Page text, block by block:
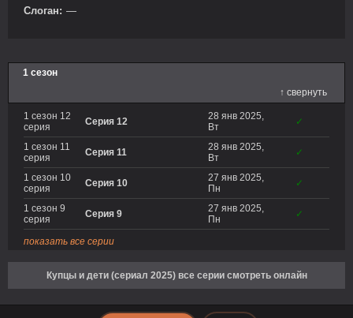
Слоган: —
1 сезон
↑ свернуть
1 сезон 12
серия
Серия 12
28 янв 2025,
Вт
✓
1 сезон 11
серия
Серия 11
28 янв 2025,
Вт
✓
1 сезон 10
серия
Серия 10
27 янв 2025,
Пн
✓
1 сезон 9
серия
Серия 9
27 янв 2025,
Пн
✓
показать все серии
Купцы и дети (сериал 2025) все серии смотреть онлайн